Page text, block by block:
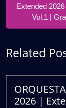
Extended
Vol.1 |
Related
2026 |